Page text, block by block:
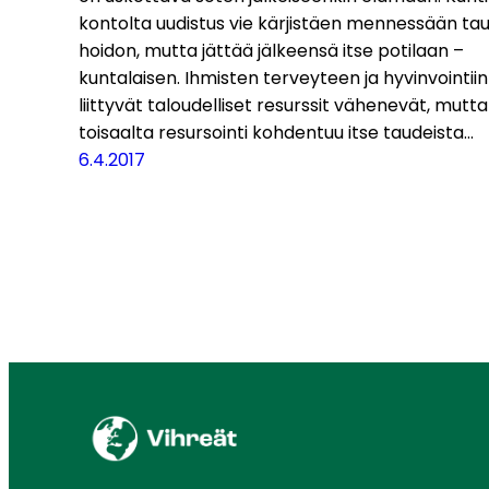
kontolta uudistus vie kärjistäen mennessään
hoidon, mutta jättää jälkeensä itse potilaan –
kuntalaisen. Ihmisten terveyteen ja hyvinvointiin
liittyvät taloudelliset resurssit vähenevät, mutta
toisaalta resursointi kohdentuu itse taudeista…
6.4.2017